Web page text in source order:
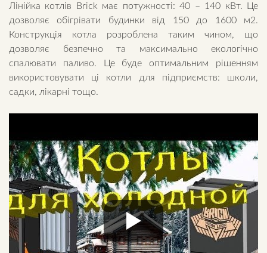
Лінійка котлів Brick має потужності: 40 – 140 кВт. Це
дозволяє обігрівати будинки від 150 до 1600 м2.
Конструкція котла розроблена таким чином, що
дозволяє безпечно та максимально екологічно
спалювати паливо. Це буде оптимальним рішенням
використовувати ці котли для підприємств: школи,
садки, лікарні тощо.